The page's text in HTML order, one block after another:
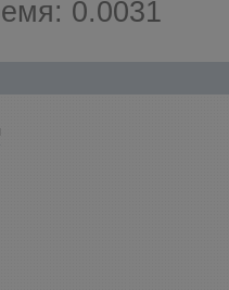
0.0031